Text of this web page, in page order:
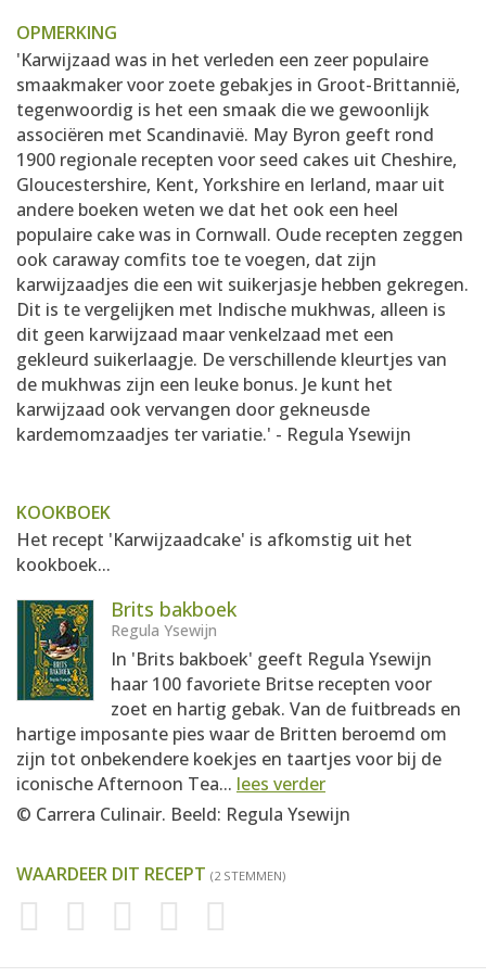
OPMERKING
'Karwijzaad was in het verleden een zeer populaire
smaakmaker voor zoete gebakjes in Groot-Brittannië,
tegenwoordig is het een smaak die we gewoonlijk
associëren met Scandinavië. May Byron geeft rond
1900 regionale recepten voor seed cakes uit Cheshire,
Gloucestershire, Kent, Yorkshire en Ierland, maar uit
andere boeken weten we dat het ook een heel
populaire cake was in Cornwall. Oude recepten zeggen
ook caraway comfits toe te voegen, dat zijn
karwijzaadjes die een wit suikerjasje hebben gekregen.
Dit is te vergelijken met Indische mukhwas, alleen is
dit geen karwijzaad maar venkelzaad met een
gekleurd suikerlaagje. De verschillende kleurtjes van
de mukhwas zijn een leuke bonus. Je kunt het
karwijzaad ook vervangen door gekneusde
kardemomzaadjes ter variatie.' - Regula Ysewijn
KOOKBOEK
Het recept 'Karwijzaadcake' is afkomstig uit het
kookboek...
Brits bakboek
Regula Ysewijn
In 'Brits bakboek' geeft Regula Ysewijn
haar 100 favoriete Britse recepten voor
zoet en hartig gebak. Van de fuitbreads en
hartige imposante pies waar de Britten beroemd om
zijn tot onbekendere koekjes en taartjes voor bij de
iconische Afternoon Tea... lees verder
© Carrera Culinair. Beeld: Regula Ysewijn
WAARDEER DIT RECEPT (2 STEMMEN)